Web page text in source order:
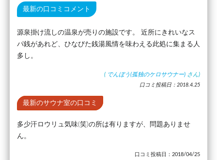
最新の口コミコメント
源泉掛け流しの温泉が売りの施設です。 近所にきれいなス
パ銭があれど、ひなびた銭湯風情を味わえる此処に集まる人
多し。
( でんぼう(孤独のケロサウナー) さん)
口コミ投稿日：2018.4.25
最新のサウナ室の口コミ
多少汗ロウリュ気味(笑)の所は有りますが、問題ありませ
ん。
口コミ投稿日：2018/04/25